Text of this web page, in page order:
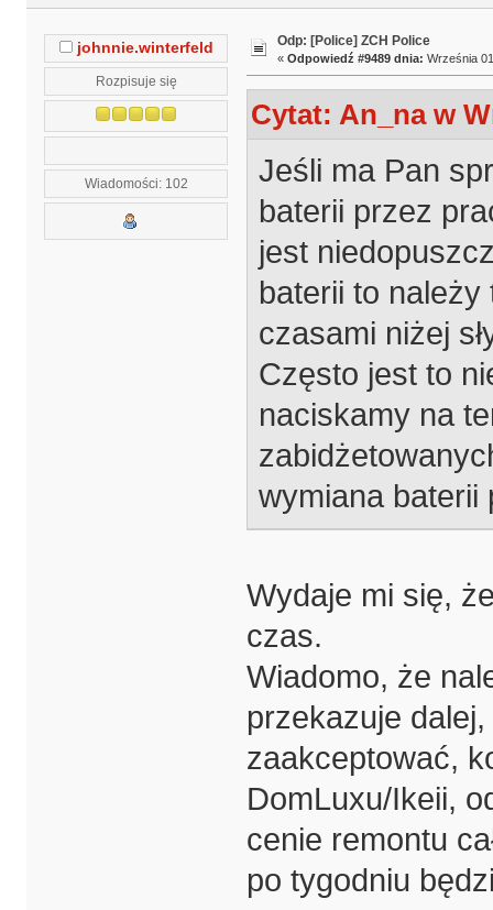
johnnie.winterfeld
Rozpisuje się
Wiadomości: 102
Odp: [Police] ZCH Police
« Odpowiedź #9489 dnia: Września
Cytat: An_na w
Jeśli ma Pan
baterii przez
jest
baterii to
czasami niżej
Często jest to
naciskamy na
wymiana baterii
Wydaje mi się,
czas.
Wiadomo, że
przekazuje
zaakceptować,
DomLuxu/Ikeii,
cenie remontu
po tygodniu